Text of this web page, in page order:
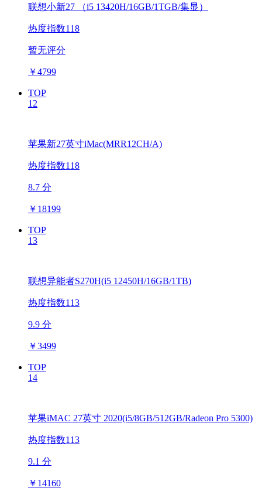
联想小新27 （i5 13420H/16GB/1TGB/集显）
热度指数118
暂无评分
￥4799
TOP
12
苹果新27英寸iMac(MRR12CH/A)
热度指数118
8.7 分
￥ 18199
TOP
13
联想异能者S270H(i5 12450H/16GB/1TB)
热度指数113
9.9 分
￥3499
TOP
14
苹果iMAC 27英寸 2020(i5/8GB/512GB/Radeon Pro 5300)
热度指数113
9.1 分
￥ 14160